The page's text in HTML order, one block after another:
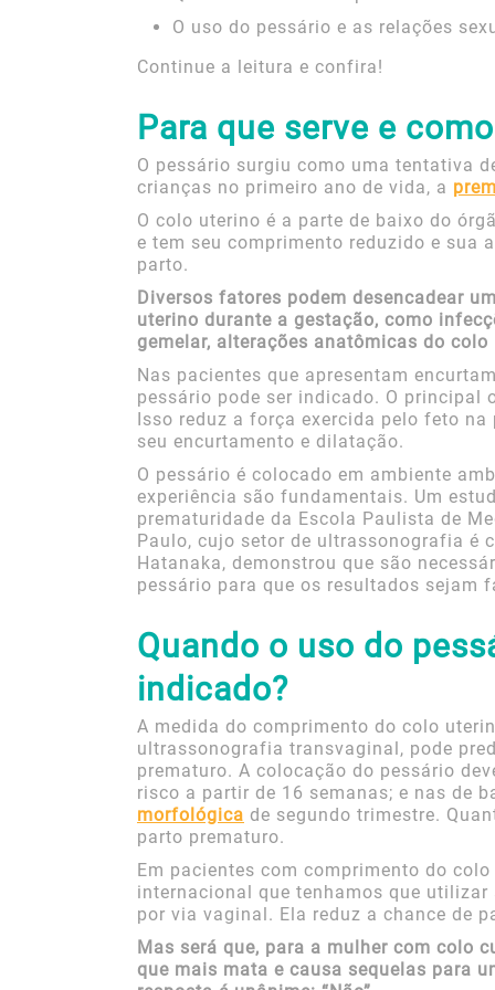
O uso do pessário e as relações
Continue a leitura e confira!
Para que serve e
O pessário surgiu como uma tentativa
crianças no primeiro ano de vida, a
O colo uterino é a parte de baixo do
e tem seu comprimento reduzido e sua
parto.
Diversos fatores podem desencadear
uterino durante a gestação, como
gemelar, alterações anatômicas do
Nas pacientes que apresentam
pessário pode ser indicado. O
Isso reduz a força exercida pelo feto
seu encurtamento e dilatação.
O pessário é colocado em ambiente
experiência são fundamentais. Um
prematuridade da Escola Paulista de
Paulo, cujo setor de ultrassonografia é
Hatanaka, demonstrou que são
pessário para que os resultados sejam
Quando o uso do
indicado?
A medida do comprimento do colo
ultrassonografia transvaginal, pode
prematuro. A colocação do pessário
risco a partir de 16 semanas; e nas de
morfológica de segundo trimestre.
parto prematuro.
Em pacientes com comprimento do
internacional que tenhamos que
por via vaginal. Ela reduz a chance de
Mas será que, para a mulher com colo
que mais mata e causa sequelas para